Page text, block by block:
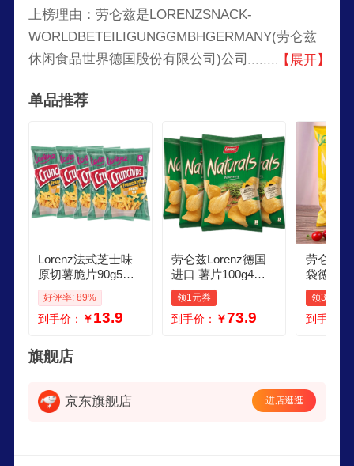
上榜理由：劳仑兹是LORENZSNACK-
WORLDBETEILIGUNGGMBHGERMANY(劳仑兹
休闲食品世界德国股份有限公司)公司旗下品牌，
牌之一，创立于1935年，产品包括薯片系列，椒盐
脆饼系列，膨化系列等。在德国本地及欧洲市场受
到消费者的高度喜爱与认可。
【展开】
单品推荐
Lorenz法式芝士味
原切薯脆片90g5袋
临期清仓
好评率: 89%
到手价： ￥13.9
劳仑兹Lorenz德国
进口 薯片100g4袋
原切薄脆片休闲零
食 大包装膨化土豆
片 迷迭香味薯片 10
领1元券
到手价： ￥73.9
劳仑兹
袋德国
味薯片
海盐口
经典原
领3元券
到手价：
旗舰店
京东旗舰店 进店逛逛